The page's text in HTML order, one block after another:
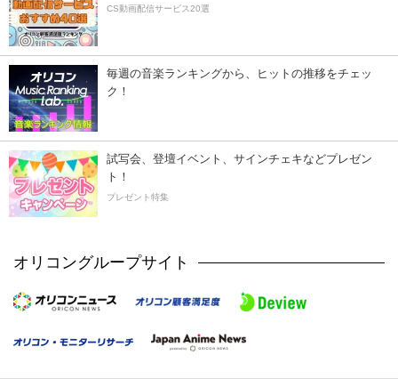
CS動画配信サービス20選
毎週の音楽ランキングから、ヒットの推移をチェッ
ク！
試写会、登壇イベント、サインチェキなどプレゼン
ト！
プレゼント特集
オリコングループサイト